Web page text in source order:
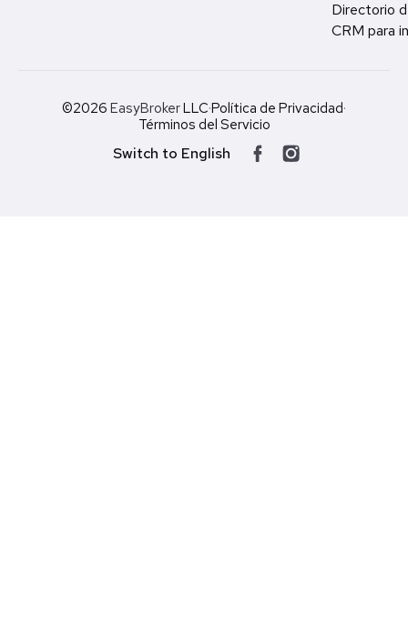
Directorio
CRM para
©2026 EasyBrokerLLC·Política de Privacidad·
Términos del Servicio
Switch to English